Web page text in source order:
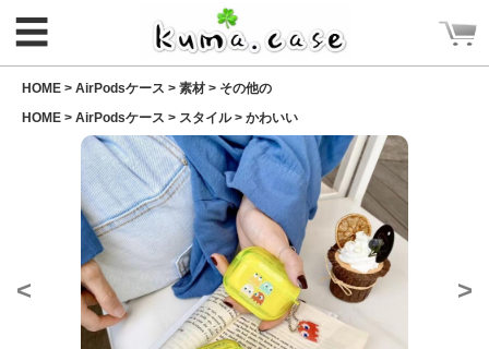
ログイン
新規会員登録
CATEGORY
☰
HOME > AirPodsケース > 素材 > その他の
HOME > AirPodsケース > スタイル> かわいい
< >